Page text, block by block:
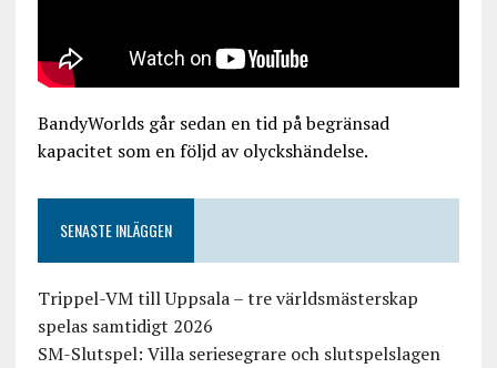
BandyWorlds går sedan en tid på begränsad
kapacitet som en följd av olyckshändelse.
SENASTE INLÄGGEN
Trippel-VM till Uppsala – tre världsmästerskap
spelas samtidigt 2026
SM-Slutspel: Villa seriesegrare och slutspelslagen